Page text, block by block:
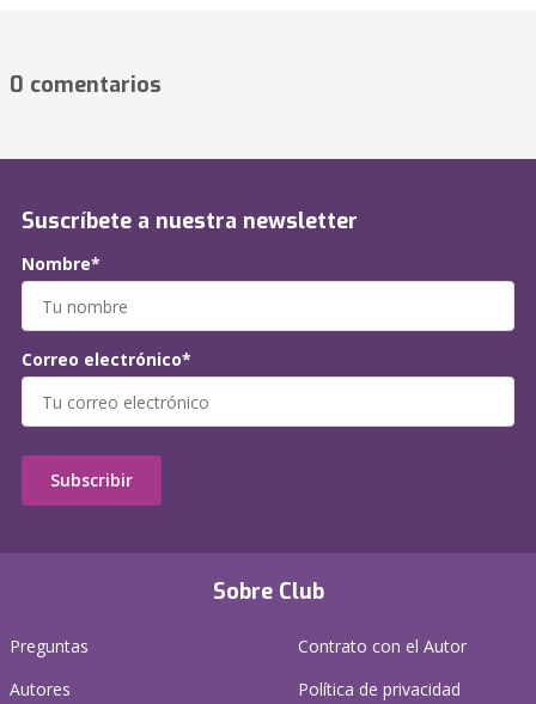
0 comentarios
Sobre Club
Preguntas
Autores
Contrato con el Autor
Política de privacidad
Suscríbete a nuestra newsletter
Nombre*
Correo electrónico*
Subscribir